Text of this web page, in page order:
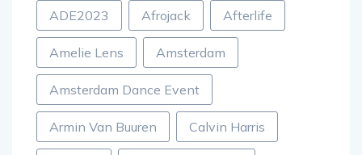
ADE2023 Afrojack Afterlife
Amelie Lens Amsterdam
Amsterdam Dance Event
Armin Van Buuren Calvin Harris